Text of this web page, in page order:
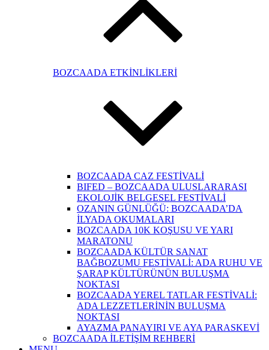
BOZCAADA ETKİNLİKLERİ
BOZCAADA CAZ FESTİVALİ
BIFED – BOZCAADA ULUSLARARASI
EKOLOJİK BELGESEL FESTİVALİ
OZANIN GÜNLÜĞÜ: BOZCAADA’DA
İLYADA OKUMALARI
BOZCAADA 10K KOŞUSU VE YARI
MARATONU
BOZCAADA KÜLTÜR SANAT
BAĞBOZUMU FESTİVALİ: ADA RUHU VE
ŞARAP KÜLTÜRÜNÜN BULUŞMA
NOKTASI
BOZCAADA YEREL TATLAR FESTİVALİ:
ADA LEZZETLERİNİN BULUŞMA
NOKTASI
AYAZMA PANAYIRI VE AYA PARASKEVİ
BOZCAADA İLETİŞİM REHBERİ